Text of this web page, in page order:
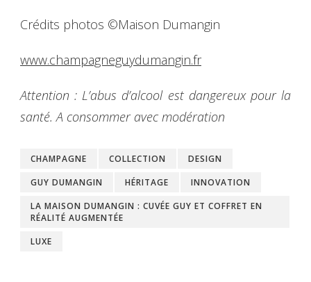
Crédits photos ©Maison Dumangin
www.champagneguydumangin.fr
Attention : L’abus d’alcool est dangereux pour la
santé. A consommer avec modération
CHAMPAGNE COLLECTION
DESIGN
GUY DUMANGIN
HÉRITAGE
INNOVATION
LA MAISON DUMANGIN : CUVÉE GUY ET COFFRET EN
RÉALITÉ AUGMENTÉE
LUXE